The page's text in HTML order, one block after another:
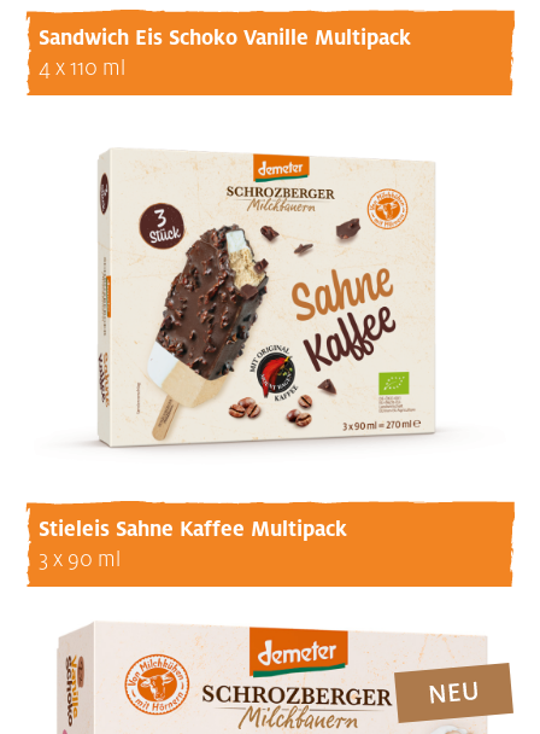
Sandwich Eis Schoko Vanille Multipack
4 x 110 ml
Stieleis Sahne Kaffee Multipack
3 x 90 ml